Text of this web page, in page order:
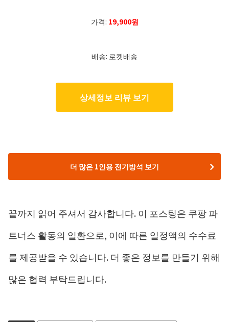
가격: 19,900원
배송: 로켓배송
상세정보 리뷰 보기
더 많은 1인용 전기방석 보기
끝까지 읽어 주셔서 감사합니다. 이 포스팅은 쿠팡 파
트너스 활동의 일환으로, 이에 따른 일정액의 수수료
를 제공받을 수 있습니다. 더 좋은 정보를 만들기 위해
많은 협력 부탁드립니다.